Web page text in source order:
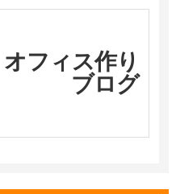
オフィス作り
ブログ